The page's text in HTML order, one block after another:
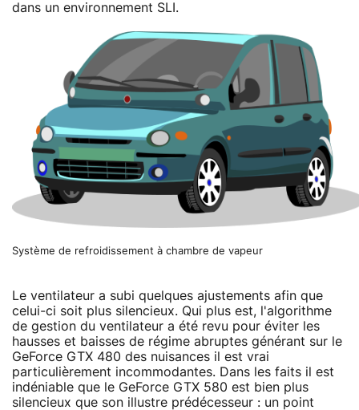
dans un environnement SLI.
Système de refroidissement à chambre de vapeur
Le ventilateur a subi quelques ajustements afin que
celui-ci soit plus silencieux. Qui plus est, l'algorithme
de gestion du ventilateur a été revu pour éviter les
hausses et baisses de régime abruptes générant sur le
GeForce GTX 480 des nuisances il est vrai
particulièrement incommodantes. Dans les faits il est
indéniable que le GeForce GTX 580 est bien plus
silencieux que son illustre prédécesseur : un point